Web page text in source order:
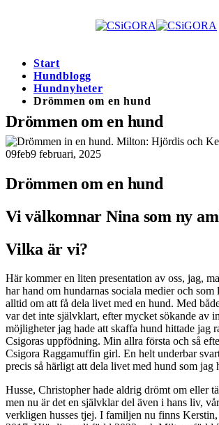
Start
Hundblogg
Hundnyheter
Drömmen om en hund
Drömmen om en hund
09feb9 februari, 2025
Drömmen om en hund
Vi välkomnar Nina som ny
Vilka är vi?
Här kommer en liten presentation av oss, jag,
har hand om hundarnas sociala medier och
alltid om att få dela livet med en hund. Med
var det inte självklart, efter mycket sökande av
möjligheter jag hade att skaffa hund hittade jag
Csigoras uppfödning. Min allra första och så
Csigora Raggamuffin girl. En helt underbar
precis så härligt att dela livet med hund som jag
Husse, Christopher hade aldrig drömt om eller
men nu är det en självklar del även i hans liv,
verkligen husses tjej. I familjen nu finns